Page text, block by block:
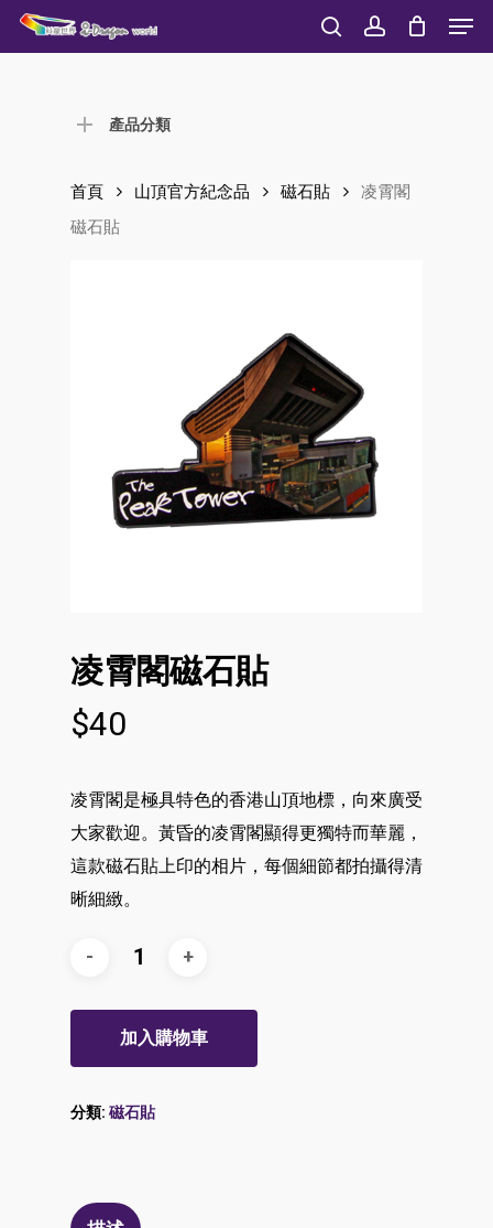
Skip
to
searchaccount
產品分類
首頁 山頂官方紀念品 磁石貼
凌霄閣
磁石貼
凌霄閣磁石貼
$40
凌霄閣是極具特色的香港山頂地標，向來廣受
大家歡迎。黃昏的凌霄閣顯得更獨特而華麗，
這款磁石貼上印的相片，每個細節都拍攝得清
晰細緻。
加入購物車
分類: 磁石貼